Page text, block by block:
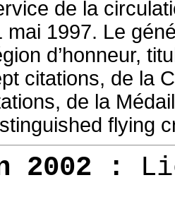
de la
mai 1997. Le
d’honneur,
citations, de la
de la
flying
2002 :